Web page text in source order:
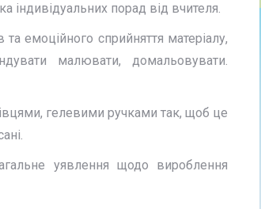
індивідуальних порад від вчителя.
емоційного сприйняття матеріалу,
малювати, домальовувати.
гелевими ручками так, щоб це
уявлення щодо вироблення